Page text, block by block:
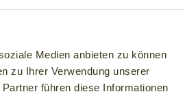
Medien anbieten zu können
zu Ihrer Verwendung unserer
führen diese Informationen
ich Euch liebe Co-Autoren,
Stadt, genieße die Ruhe und
und habe Zeit auch mit dem